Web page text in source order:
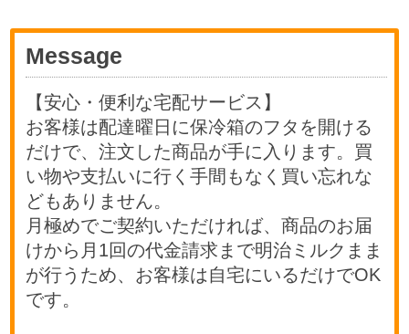
Message
【安心・便利な宅配サービス】
お客様は配達曜日に保冷箱のフタを開ける
だけで、注文した商品が手に入ります。買
い物や支払いに行く手間もなく買い忘れな
どもありません。
月極めでご契約いただければ、商品のお届
けから月1回の代金請求まで明治ミルクまま
が行うため、お客様は自宅にいるだけでOK
です。